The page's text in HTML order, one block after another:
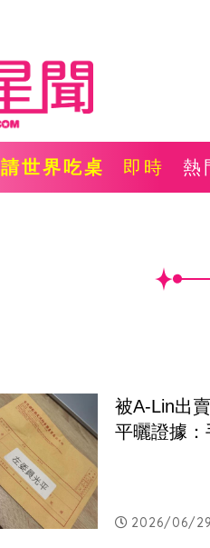
請世界吃桌 即時 熱
被A-Lin出
平曬證據：
2026/06/29